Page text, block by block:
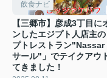
飲食ナビ
【三郷市】彦成3丁目に
ンしたエジプト人店主
プトレストラン"Nassar
サール"」でテイクアウ
てきました！